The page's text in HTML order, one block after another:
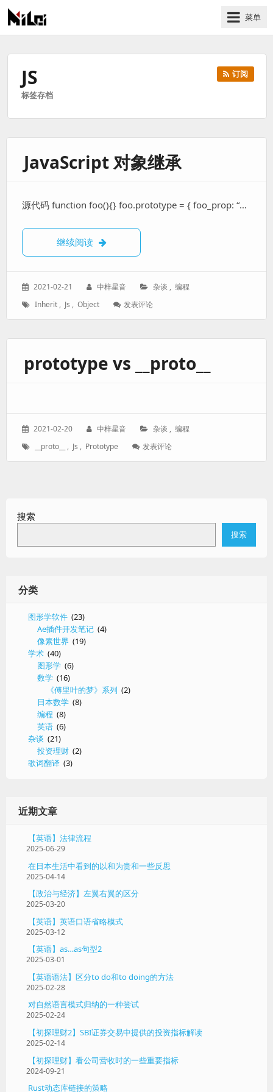
有
技
菜单
JS
标签存档
订阅
JavaScript 对象继承
源代码 function foo(){} foo.prototype = { foo_prop: “…
继续阅读 JavaScript 对象继承
发
于：
2021-02-21
作
中梓星音
分
杂谈 , 编程
标
Inherit , Js , Object 发表评论: JavaScript
继
prototype vs __proto__
发
于：
2021-02-20
作
中梓星音
分
杂谈 , 编程
__proto__ , Js , Prototype 发表评论: Prototype
搜索
搜索
分类
图形学软件 (23)
Ae插件开发笔记 (4)
像素世界 (19)
学术 (40)
图形学 (6)
数学 (16)
《傅里叶的梦》系列 (2)
日本数学 (8)
编程 (8)
英语 (6)
杂谈 (21)
投资理财 (2)
歌词翻译 (3)
近期文章
【英语】法律流程
2025-06-29
在日本生活中看到的以和为贵和一些反思
2025-04-14
【政治与经济】左翼右翼的区分
2025-03-20
【英语】英语口语省略模式
2025-03-12
【英语】as…as句型2
2025-03-01
【英语语法】区分to do和to doing的方法
2025-02-28
对自然语言模式归纳的一种尝试
2025-02-24
【初探理财2】SBI证券交易中提供的投资指标解读
2025-02-14
【初探理财】看公司营收时的一些重要指标
2024-09-21
Rust动态库链接的策略